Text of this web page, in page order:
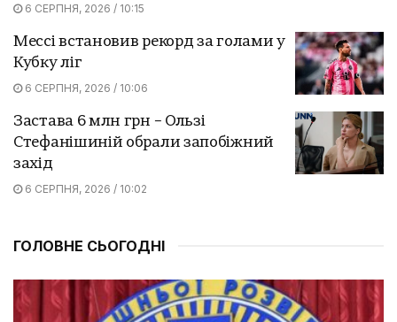
6 СЕРПНЯ, 2026 / 10:15
Мессі встановив рекорд за голами у
Кубку ліг
6 СЕРПНЯ, 2026 / 10:06
Застава 6 млн грн – Ользі
Стефанішиній обрали запобіжний
захід
6 СЕРПНЯ, 2026 / 10:02
ГОЛОВНЕ СЬОГОДНІ